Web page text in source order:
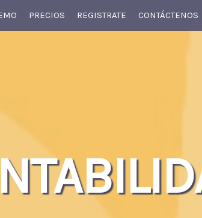
PRECIOS REGISTRATE CONTÁCTENOS